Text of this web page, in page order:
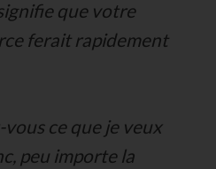
que votre
ferait rapidement
ce que je veux
peu importe la